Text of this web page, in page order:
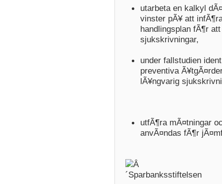
utarbeta en kalkyl
vinster pÃ¥ att
handlingsplan fÃ¶r
sjukskrivningar,
under fallstudien
preventiva
lÃ¥ngvarig
utfÃ¶ra mÃ¤tningar
anvÃ¤ndas fÃ¶r